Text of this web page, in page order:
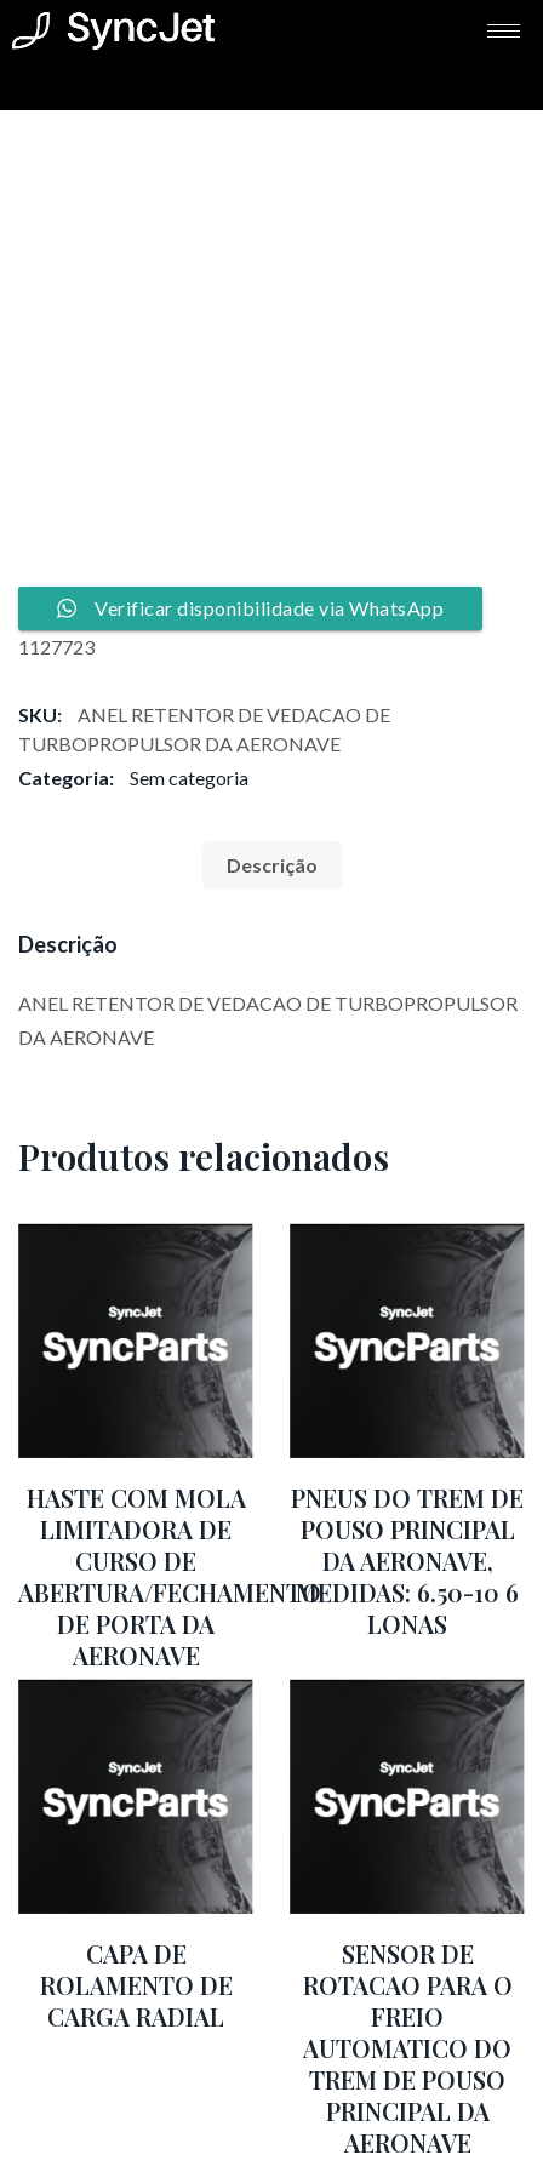
Verificar disponibilidade via WhatsApp
1127723
SKU:
ANEL RETENTOR DE VEDACAO DE
TURBOPROPULSOR DA AERONAVE
Categoria:
Sem categoria
Descrição
Descrição
ANEL RETENTOR DE VEDACAO DE TURBOPROPULSOR
DA AERONAVE
Produtos relacionados
HASTE COM MOLA
LIMITADORA DE
CURSO DE
ABERTURA/FECHAMENTO
DE PORTA DA
AERONAVE
PNEUS DO TREM DE
POUSO PRINCIPAL
DA AERONAVE,
MEDIDAS: 6.50-10 6
LONAS
CAPA DE
ROLAMENTO DE
CARGA RADIAL
SENSOR DE
ROTACAO PARA O
FREIO
AUTOMATICO DO
TREM DE POUSO
PRINCIPAL DA
AERONAVE